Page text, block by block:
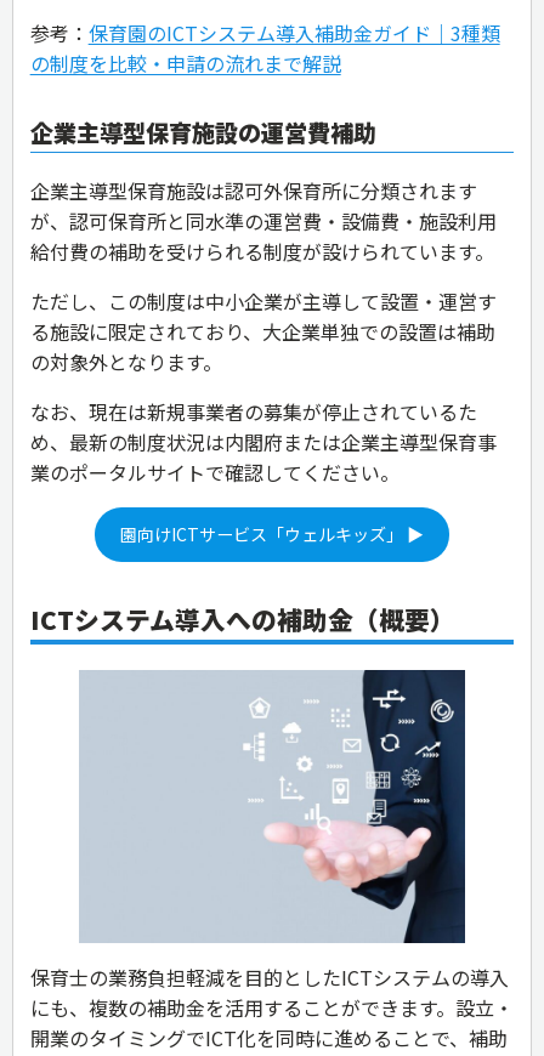
参考： 保育園のICTシステム導入補助金ガイド｜3種類
の制度を比較・申請の流れまで解説
企業主導型保育施設の運営費補助
企業主導型保育施設は認可外保育所に分類されます
が、認可保育所と同水準の運営費・設備費・施設利用
給付費の補助を受けられる制度が設けられています。
ただし、この制度は中小企業が主導して設置・運営す
る施設に限定されており、大企業単独での設置は補助
の対象外となります。
なお、現在は新規事業者の募集が停止されているた
め、最新の制度状況は内閣府または企業主導型保育事
業のポータルサイトで確認してください。
園向けICTサービス「ウェルキッズ」 ▶
ICTシステム導入への補助金（概要）
保育士の業務負担軽減を目的としたICTシステムの導入
にも、複数の補助金を活用することができます。設立・
開業のタイミングでICT化を同時に進めることで、補助